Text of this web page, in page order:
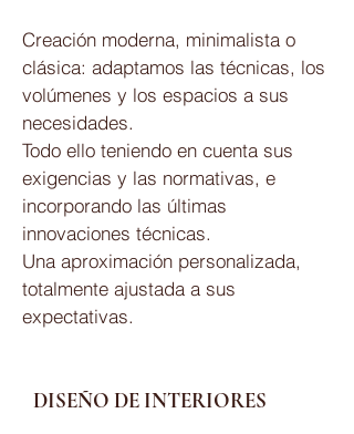
Creación moderna, minimalista o
clásica: adaptamos las técnicas, los
volúmenes y los espacios a sus
necesidades.
Todo ello teniendo en cuenta sus
exigencias y las normativas, e
incorporando las últimas
innovaciones técnicas.
Una aproximación personalizada,
totalmente ajustada a sus
expectativas.
DISEÑO DE INTERIORES